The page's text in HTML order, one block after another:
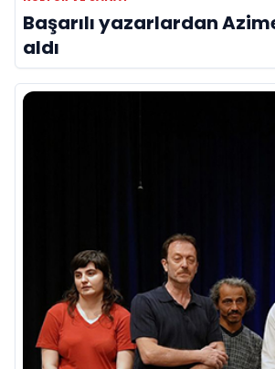
Başarılı yazarlardan
aldı